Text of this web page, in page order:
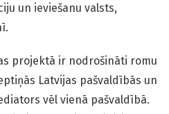
un ieviešanu valsts,
projektā ir nodrošināti romu
Latvijas pašvaldībās un
vēl vienā pašvaldībā.